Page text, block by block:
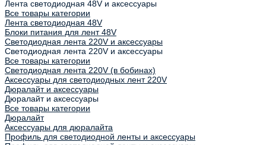
Лента светодиодная 48V и аксессуары
Все товары категории
Лента светодиодная 48V
Блоки питания для лент 48V
Светодиодная лента 220V и аксессуары
Светодиодная лента 220V и аксессуары
Все товары категории
Светодиодная лента 220V (в бобинах)
Аксессуары для светодиодных лент 220V
Дюралайт и аксессуары
Дюралайт и аксессуары
Все товары категории
Дюралайт
Аксессуары для дюралайта
Профиль для светодиодной ленты и аксессуары